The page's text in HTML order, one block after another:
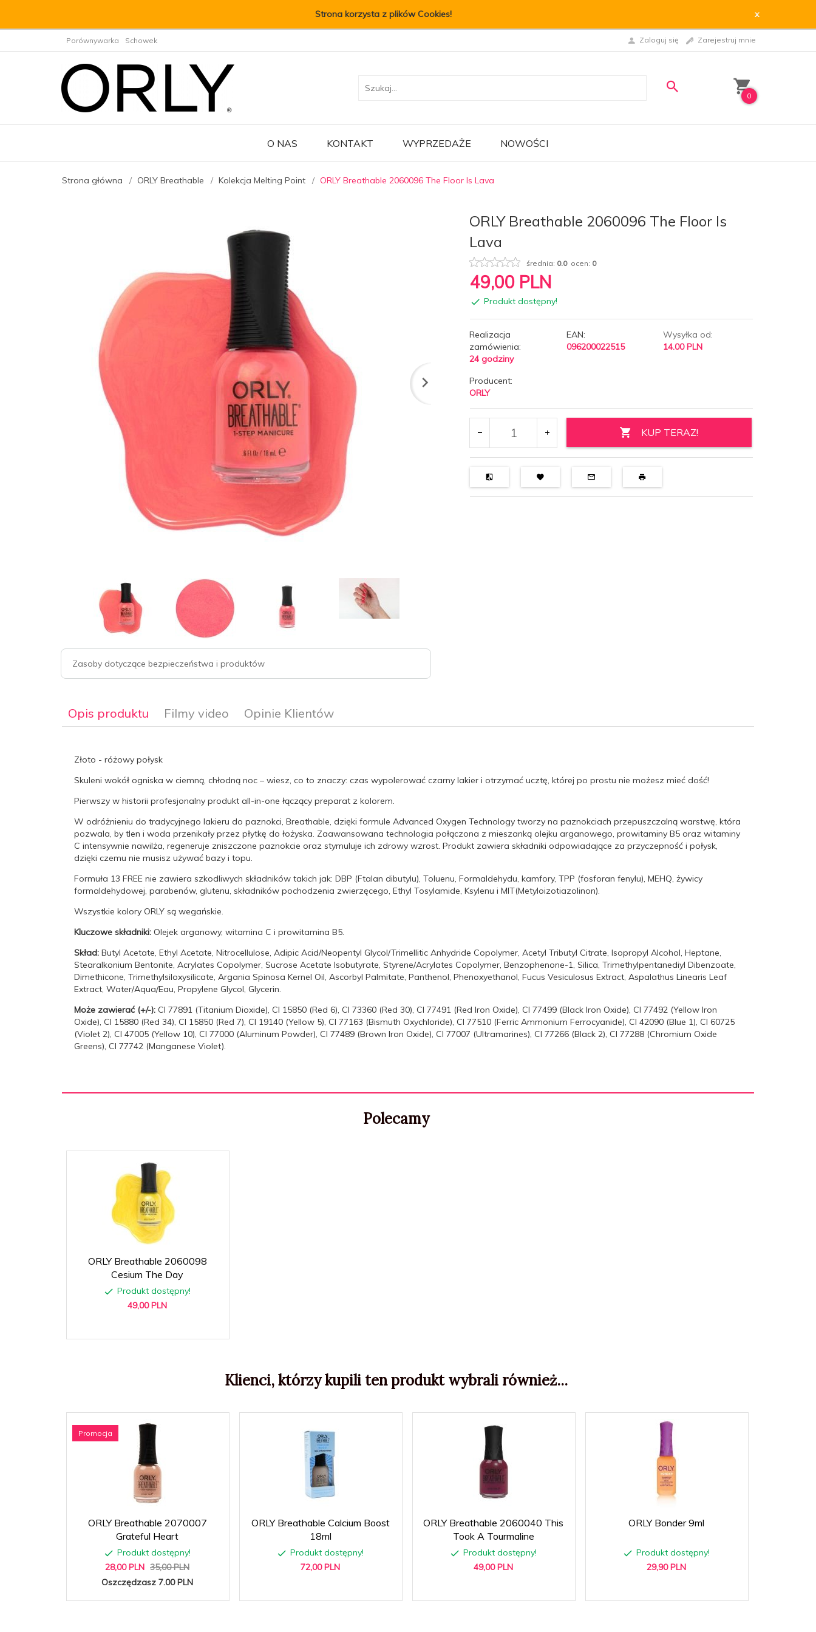
Strona korzysta z plików Cookies! x
Porównywarka Schowek Zaloguj się Zarejestruj mnie
0
O NAS KONTAKT WYPRZEDAŻE NOWOŚCI
Strona główna ORLY Breathable Kolekcja Melting Point ORLY Breathable 2060096 The Floor Is Lava
Zasoby dotyczące bezpieczeństwa i produktów
ORLY Breathable 2060096 The Floor Is
Lava
średnia: 0.0ocen: 0
49,00 PLN
Produkt dostępny!
Realizacja
zamówienia:
24 godziny
EAN:
096200022515
Wysyłka od:
14.00 PLN
Producent:
ORLY
KUP TERAZ!
Opis produktu Filmy video Opinie Klientów
Złoto - różowy połysk
Skuleni wokół ogniska w ciemną, chłodną noc – wiesz, co to znaczy: czas wypolerować czarny lakier i otrzymać ucztę, której po prostu nie możesz mieć dość!
Pierwszy w historii profesjonalny produkt all-in-one łączący preparat z kolorem.
W odróżnieniu do tradycyjnego lakieru do paznokci, Breathable, dzięki formule Advanced Oxygen Technology tworzy na paznokciach przepuszczalną warstwę, która
pozwala, by tlen i woda przenikały przez płytkę do łożyska. Zaawansowana technologia połączona z mieszanką olejku arganowego, prowitaminy B5 oraz witaminy
C intensywnie nawilża, regeneruje zniszczone paznokcie oraz stymuluje ich zdrowy wzrost. Produkt zawiera składniki odpowiadające za przyczepność i połysk,
dzięki czemu nie musisz używać bazy i topu.
Formuła 13 FREE nie zawiera szkodliwych składników takich jak: DBP (Ftalan dibutylu), Toluenu, Formaldehydu, kamfory, TPP (fosforan fenylu), MEHQ, żywicy
formaldehydowej, parabenów, glutenu, składników pochodzenia zwierzęcego, Ethyl Tosylamide, Ksylenu i MIT(Metyloizotiazolinon).
Wszystkie kolory ORLY są wegańskie.
Kluczowe składniki: Olejek arganowy, witamina C i prowitamina B5.
Skład: Butyl Acetate, Ethyl Acetate, Nitrocellulose, Adipic Acid/Neopentyl Glycol/Trimellitic Anhydride Copolymer, Acetyl Tributyl Citrate, Isopropyl Alcohol, Heptane,
Stearalkonium Bentonite, Acrylates Copolymer, Sucrose Acetate Isobutyrate, Styrene/Acrylates Copolymer, Benzophenone-1, Silica, Trimethylpentanediyl Dibenzoate,
Dimethicone, Trimethylsiloxysilicate, Argania Spinosa Kernel Oil, Ascorbyl Palmitate, Panthenol, Phenoxyethanol, Fucus Vesiculosus Extract, Aspalathus Linearis Leaf
Extract, Water/Aqua/Eau, Propylene Glycol, Glycerin.
Może zawierać (+/-): CI 77891 (Titanium Dioxide), CI 15850 (Red 6), CI 73360 (Red 30), CI 77491 (Red Iron Oxide), CI 77499 (Black Iron Oxide), CI 77492 (Yellow Iron
Oxide), CI 15880 (Red 34), CI 15850 (Red 7), CI 19140 (Yellow 5), CI 77163 (Bismuth Oxychloride), CI 77510 (Ferric Ammonium Ferrocyanide), CI 42090 (Blue 1), CI 60725
(Violet 2), CI 47005 (Yellow 10), CI 77000 (Aluminum Powder), CI 77489 (Brown Iron Oxide), CI 77007 (Ultramarines), CI 77266 (Black 2), CI 77288 (Chromium Oxide
Greens), CI 77742 (Manganese Violet).
Polecamy
ORLY Breathable 2060098
Cesium The Day
Produkt dostępny!
49,00 PLN
Klienci, którzy kupili ten produkt wybrali również...
Promocja
ORLY Breathable 2070007
Grateful Heart
Produkt dostępny!
28,00 PLN 35,00 PLN
Oszczędzasz 7.00 PLN
ORLY Breathable Calcium Boost
18ml
Produkt dostępny!
72,00 PLN
ORLY Breathable 2060040 This
Took A Tourmaline
Produkt dostępny!
49,00 PLN
ORLY Bonder 9ml
Produkt dostępny!
29,90 PLN